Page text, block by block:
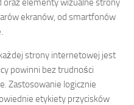
oraz elementy wizualne strony
ekranów, od smartfonów
strony internetowej jest
powinni bez trudności
Zastosowanie logicznie
etykiety przycisków